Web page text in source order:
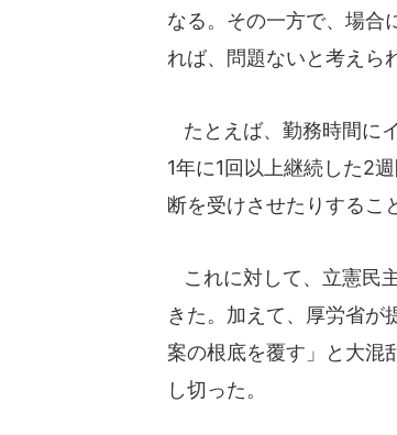
なる。その一方で、場合
れば、問題ないと考えら
たとえば、勤務時間に
1年に1回以上継続した2
断を受けさせたりするこ
これに対して、立憲民
きた。加えて、厚労省が
案の根底を覆す」と大混
し切った。